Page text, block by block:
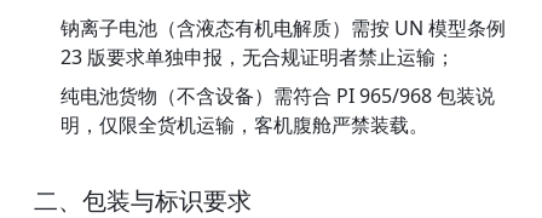
钠离子电池（含液态有机电解质）需按 UN 模型条例
23 版要求单独申报，无合规证明者禁止运输；
纯电池货物（不含设备）需符合 PI 965/968 包装说
明，仅限全货机运输，客机腹舱严禁装载。
二、包装与标识要求